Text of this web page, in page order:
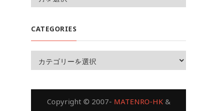
CATEGORIES
Copyright © 2007- MATENRO-HK&